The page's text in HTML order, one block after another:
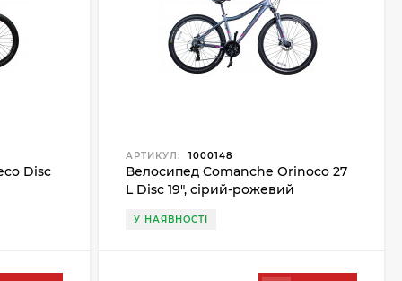
Disc
АРТИКУЛ: 1000148
Велосипед Comanche Orinoco 27
L Disc 19", сірий-рожевий
У НАЯВНОСТІ